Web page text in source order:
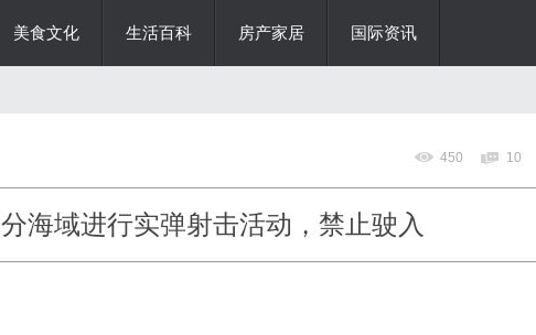
美食文化 生活百科 房产家居 国际资讯
450 10
海域进行实弹射击活动，禁止驶入